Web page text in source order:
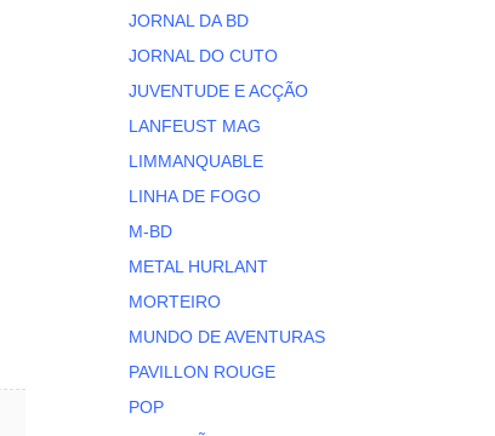
JORNAL DA BD
JORNAL DO CUTO
JUVENTUDE E ACÇÃO
LANFEUST MAG
LIMMANQUABLE
LINHA DE FOGO
M-BD
METAL HURLANT
MORTEIRO
MUNDO DE AVENTURAS
PAVILLON ROUGE
POP